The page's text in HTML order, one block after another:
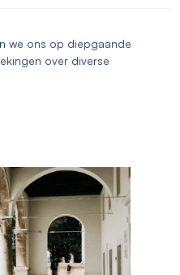
we ons op diepgaande
over diverse